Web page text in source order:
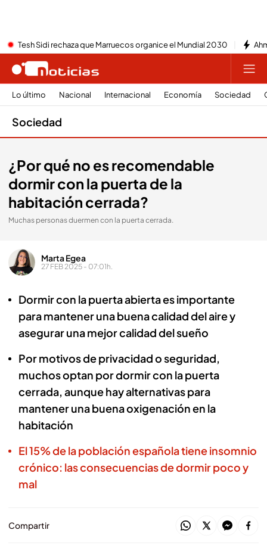
Tesh Sidi rechaza que Marruecos organice el Mundial 2030
Lo último Nacional Internacional Economía Sociedad
Sociedad
¿Por qué no es recomendable
dormir con la puerta de la
habitación cerrada?
Muchas personas duermen con la puerta cerrada.
Marta Egea
27 FEB 2025 - 07:01h.
Dormir con la puerta abierta es importante
para mantener una buena calidad del aire y
asegurar una mejor calidad del sueño
Por motivos de privacidad o seguridad,
muchos optan por dormir con la puerta
cerrada, aunque hay alternativas para
mantener una buena oxigenación en la
habitación
El 15% de la población española tiene insomnio
crónico: las consecuencias de dormir poco y
mal
Compartir